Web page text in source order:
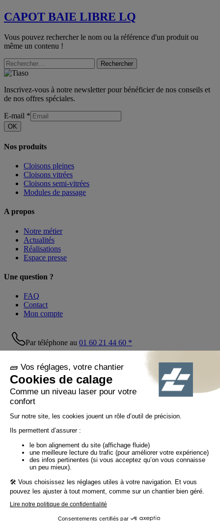
CAPOT BAIE LIBRE LQ
Vous pouvez rechercher le nom ou la référence d'un produit ou
même un contenu !
Rechercher
Inscrivez-vous à notre newsletter pour bénéficier de nos conseils et
de nos offres spéciales.
E-mail *
OK
Nos produits
Cloisons pleines
Cloisons vitrées
Cloisons semi-vitrées
Modules de passage
A propos
Notre métier
Actualités
Réalisations
Espace presse
Une question ?
FAQ
Contact
Mon compte
Par téléphone au01 60 21 44 60 *
Suivez-nous !
Politique de confidentialité
Politique cookies
Politique réseaux sociaux
CGV